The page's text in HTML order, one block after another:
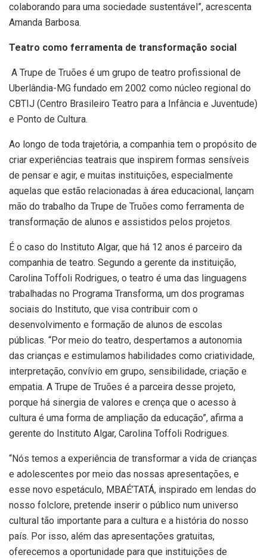
colaborando para uma sociedade sustentável”, acrescenta
Amanda Barbosa.
Teatro como ferramenta de transformação social
A Trupe de Truões é um grupo de teatro profissional de
Uberlândia-MG fundado em 2002 como núcleo regional do
CBTIJ (Centro Brasileiro Teatro para a Infância e Juventude)
e Ponto de Cultura.
Ao longo de toda trajetória, a companhia tem o propósito de
criar experiências teatrais que inspirem formas sensíveis
de pensar e agir, e muitas instituições, especialmente
aquelas que estão relacionadas à área educacional, lançam
mão do trabalho da Trupe de Truões como ferramenta de
transformação de alunos e assistidos pelos projetos.
É o caso do Instituto Algar, que há 12 anos é parceiro da
companhia de teatro. Segundo a gerente da instituição,
Carolina Toffoli Rodrigues, o teatro é uma das linguagens
trabalhadas no Programa Transforma, um dos programas
sociais do Instituto, que visa contribuir com o
desenvolvimento e formação de alunos de escolas
públicas. “Por meio do teatro, despertamos a autonomia
das crianças e estimulamos habilidades como criatividade,
interpretação, convívio em grupo, sensibilidade, criação e
empatia. A Trupe de Truões é a parceira desse projeto,
porque há sinergia de valores e crença que o acesso à
cultura é uma forma de ampliação da educação”, afirma a
gerente do Instituto Algar, Carolina Toffoli Rodrigues.
“Nós temos a experiência de transformar a vida de crianças
e adolescentes por meio das nossas apresentações, e
esse novo espetáculo, MBAÉ’TATÁ, inspirado em lendas do
nosso folclore, pretende inserir o público num universo
cultural tão importante para a cultura e a história do nosso
país. Por isso, além das apresentações gratuitas,
oferecemos a oportunidade para que instituições de